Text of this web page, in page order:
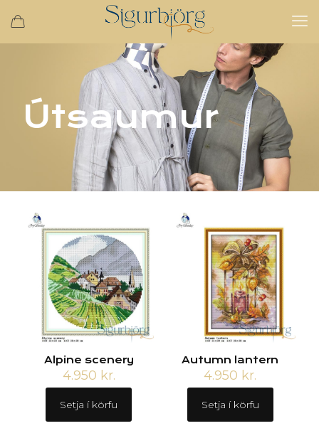
Útsaumur
Alpine scenery
4.950 kr.
Setja í körfu
Autumn lantern
4.950 kr.
Setja í körfu